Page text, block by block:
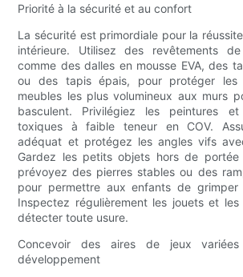
Priorité à la sécurité et au confort
La sécurité est primordiale pour la
intérieure. Utilisez des revêtements
comme des dalles en mousse EVA, des
ou des tapis épais, pour protéger les
meubles les plus volumineux aux murs
basculent. Privilégiez les peintures
toxiques à faible teneur en COV.
adéquat et protégez les angles vifs
Gardez les petits objets hors de
prévoyez des pierres stables ou des
pour permettre aux enfants de grimper
Inspectez régulièrement les jouets et
détecter toute usure.
Concevoir des aires de jeux
développement